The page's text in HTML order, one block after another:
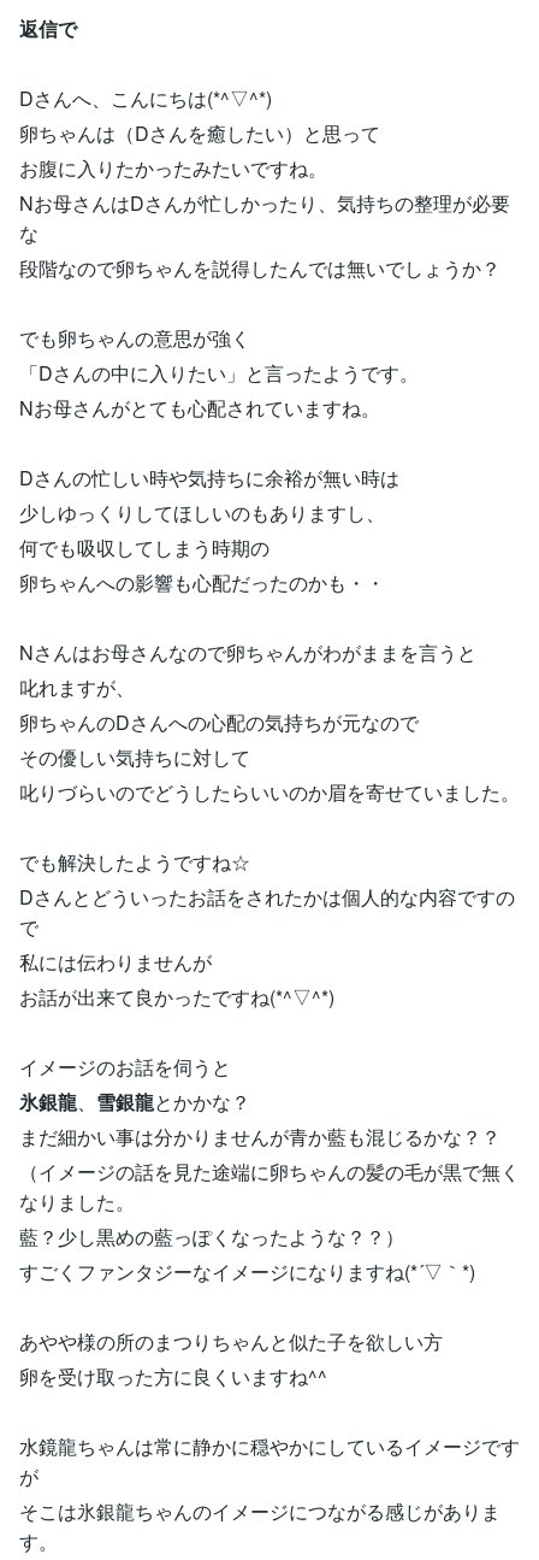
返信で
Dさんへ、こんにちは(*^▽^*)
卵ちゃんは（Dさんを癒したい）と思って
お腹に入りたかったみたいですね。
Nお母さんはDさんが忙しかったり、気持ちの整理が必要
な
段階なので卵ちゃんを説得したんでは無いでしょうか？
でも卵ちゃんの意思が強く
「Dさんの中に入りたい」と言ったようです。
Nお母さんがとても心配されていますね。
Dさんの忙しい時や気持ちに余裕が無い時は
少しゆっくりしてほしいのもありますし、
何でも吸収してしまう時期の
卵ちゃんへの影響も心配だったのかも・・
Nさんはお母さんなので卵ちゃんがわがままを言うと
叱れますが、
卵ちゃんのDさんへの心配の気持ちが元なので
その優しい気持ちに対して
叱りづらいのでどうしたらいいのか眉を寄せていました。
でも解決したようですね☆
Dさんとどういったお話をされたかは個人的な内容ですの
で
私には伝わりませんが
お話が出来て良かったですね(*^▽^*)
イメージのお話を伺うと
氷銀龍
雪銀龍とかかな？
まだ細かい事は分かりませんが青か藍も混じるかな？？
（イメージの話を見た途端に卵ちゃんの髪の毛が黒で無く
なりました。
藍？少し黒めの藍っぽくなったような？？）
すごくファンタジーなイメージになりますね(*´▽｀*)
あやや様の所のまつりちゃんと似た子を欲しい方
卵を受け取った方に良くいますね^^
水鏡龍ちゃんは常に静かに穏やかにしているイメージです
が
そこは氷銀龍ちゃんのイメージにつながる感じがありま
す。